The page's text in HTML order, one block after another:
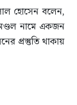
হোসেন বলেন,
নামে একজন
প্রস্তুতি থাকায়